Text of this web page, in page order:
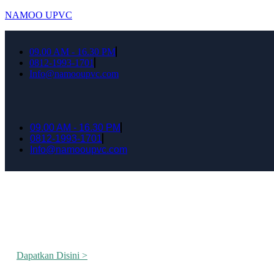
NAMOO UPVC
09.00 AM - 16.30 PM
0812-1993-1701
Info@namooupvc.com
09.00 AM - 16.30 PM
0812-1993-1701
Info@namooupvc.com
Dapatkan Disini >